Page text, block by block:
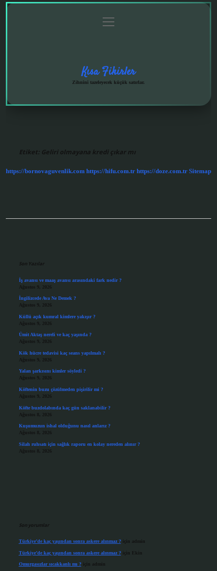
menüyü
aç
Kısa Fikirler
Zihnini tazeleyecek küçük satırlar.
Etiket: Geliri olmayana kredi çıkar mı
https://bornovaguvenlik.com https://hifu.com.tr https://doze.com.tr Sitemap
Son Yazılar
İş avansı ve maaş avansı arasındaki fark nedir ?
Ağustos 9, 2026
İngilizcede Ava Ne Demek ?
Ağustos 9, 2026
Küllü açık kumral kimlere yakışır ?
Ağustos 9, 2026
Ümit Aktaş nereli ve kaç yaşında ?
Ağustos 9, 2026
Kök hücre tedavisi kaç seans yapılmalı ?
Ağustos 9, 2026
Yalan şarkısını kimler söyledi ?
Ağustos 9, 2026
Köftenin buzu çözülmeden pişirilir mi ?
Ağustos 9, 2026
Köfte buzdolabında kaç gün saklanabilir ?
Ağustos 8, 2026
Kuşumuzun ishal olduğunu nasıl anlarız ?
Ağustos 8, 2026
Silah ruhsatı için sağlık raporu en kolay nereden alınır ?
Ağustos 8, 2026
Son yorumlar
Türkiye’de kaç yaşından sonra askere alınmaz ?için admin
Türkiye’de kaç yaşından sonra askere alınmaz ?için Ekin
Omurgasızlar sıcakkanlı mı ?için admin